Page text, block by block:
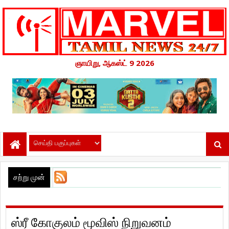
ஞாயிறு, ஆகஸ்ட் 9 2026
சற்று முன்
ஸ்ரீ கோகுலம் மூவிஸ் நிறுவனம்